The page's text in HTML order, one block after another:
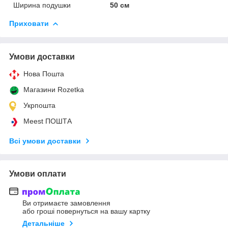
Ширина подушки
50 см
Приховати
Умови доставки
Нова Пошта
Магазини Rozetka
Укрпошта
Meest ПОШТА
Всі умови доставки
Умови оплати
Ви отримаєте замовлення
або гроші повернуться на вашу картку
Детальніше